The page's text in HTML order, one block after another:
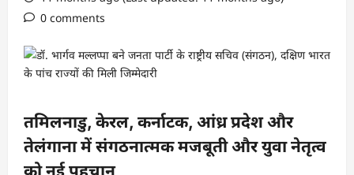
0 comments
तमिलनाडु, केरल, कर्नाटक, आंध्र प्रदेश और
तेलंगाना में संगठनात्मक मजबूती और युवा नेतृत्व
को नई पहचान